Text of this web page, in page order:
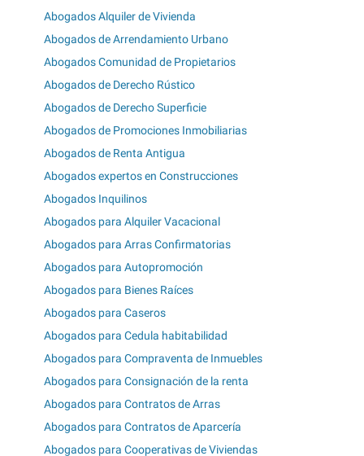
Abogados Alquiler de Vivienda
Abogados de Arrendamiento Urbano
Abogados Comunidad de Propietarios
Abogados de Derecho Rústico
Abogados de Derecho Superficie
Abogados de Promociones Inmobiliarias
Abogados de Renta Antigua
Abogados expertos en Construcciones
Abogados Inquilinos
Abogados para Alquiler Vacacional
Abogados para Arras Confirmatorias
Abogados para Autopromoción
Abogados para Bienes Raíces
Abogados para Caseros
Abogados para Cedula habitabilidad
Abogados para Compraventa de Inmuebles
Abogados para Consignación de la renta
Abogados para Contratos de Arras
Abogados para Contratos de Aparcería
Abogados para Cooperativas de Viviendas